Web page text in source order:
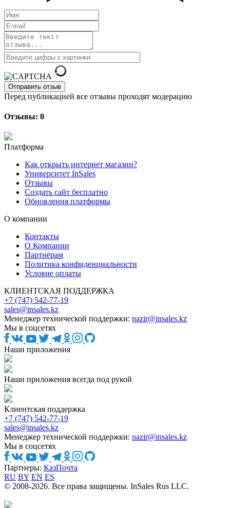
Отправить отзыв
Перед публикацией все отзывы проходят модерацию
Отзывы: 0
Платформа
Как открыть интернет магазин?
Университет InSales
Отзывы
Создать сайт бесплатно
Обновления платформы
О компании
Контакты
О Компании
Партнёрам
Политика конфиденциальности
Условие оплаты
КЛИЕНТСКАЯ ПОДДЕРЖКА
+7 (747) 542-77-19
sales@insales.kz
Менеджер технической поддержки: nazir@insales.kz
Мы в соцсетях
Наши приложения
Наши приложения всегда под рукой
Клиентская поддержка
+7 (747) 542-77-19
sales@insales.kz
Менеджер технической поддержки: nazir@insales.kz
Мы в соцсетях
Партнеры: КазПочта
RU BY EN ES
© 2008-2026. Все права защищены. InSales Rus LLC.